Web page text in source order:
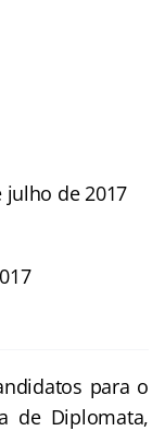
julho de 2017
para o
de Diplomata,